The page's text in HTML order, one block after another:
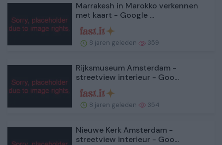
Marrakesh in Marokko verkennen
met kaart - Google ...
8 jaren geleden 359
Rijksmuseum Amsterdam -
streetview interieur - Goo...
8 jaren geleden 354
Nieuwe Kerk Amsterdam -
streetview interieur - Goo...